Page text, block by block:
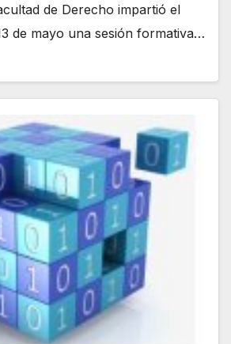
de Derecho impartió el
de mayo una sesión formativa…